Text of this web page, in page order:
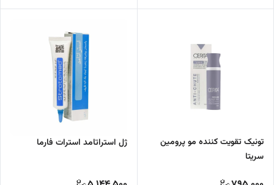
تونیک تقویت کننده مو پرومین
سریتا
ژل استراتامد استرات فارما